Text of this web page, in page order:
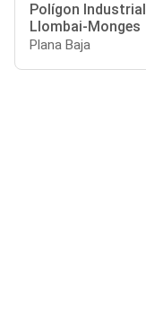
Polígon Industrial
Llombai-Monges
Plana Baja